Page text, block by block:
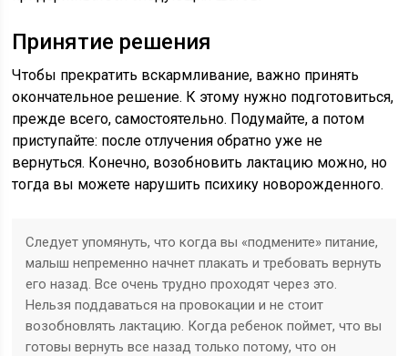
Принятие решения
Чтобы прекратить вскармливание, важно принять
окончательное решение. К этому нужно подготовиться,
прежде всего, самостоятельно. Подумайте, а потом
приступайте: после отлучения обратно уже не
вернуться. Конечно, возобновить лактацию можно, но
тогда вы можете нарушить психику новорожденного.
Следует упомянуть, что когда вы «подмените» питание,
малыш непременно начнет плакать и требовать вернуть
его назад. Все очень трудно проходят через это.
Нельзя поддаваться на провокации и не стоит
возобновлять лактацию. Когда ребенок поймет, что вы
готовы вернуть все назад только потому, что он